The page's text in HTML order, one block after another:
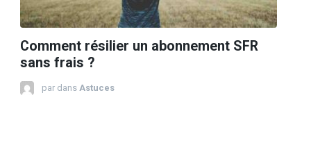
Comment résilier un abonnement SFR
sans frais ?
par dans Astuces